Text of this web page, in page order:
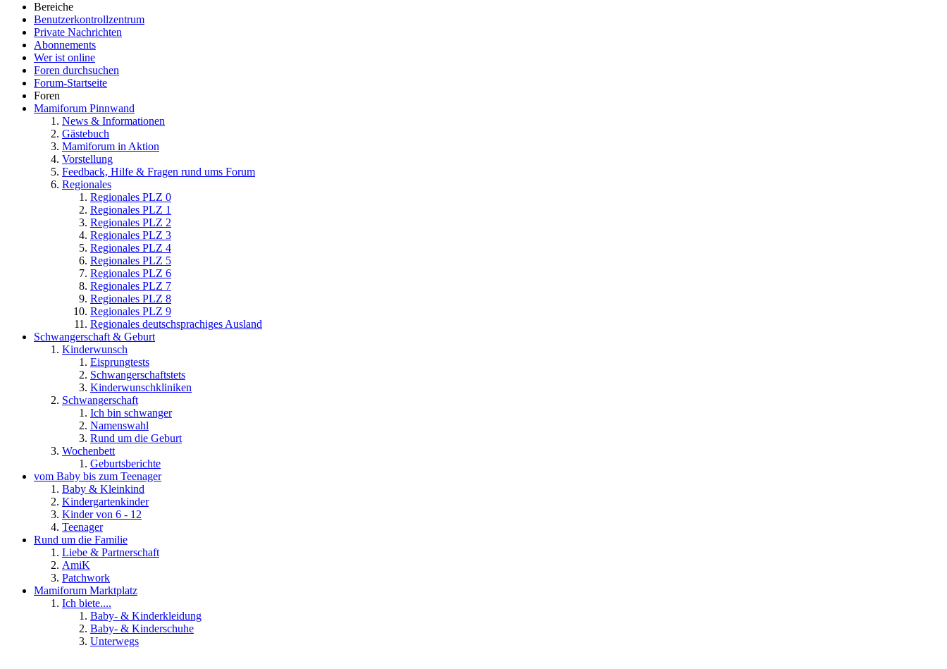
Bereiche
Benutzerkontrollzentrum
Private Nachrichten
Abonnements
Wer ist online
Foren durchsuchen
Forum-Startseite
Foren
Mamiforum Pinnwand
News & Informationen
Gästebuch
Mamiforum in Aktion
Vorstellung
Feedback, Hilfe & Fragen rund ums Forum
Regionales
Regionales PLZ 0
Regionales PLZ 1
Regionales PLZ 2
Regionales PLZ 3
Regionales PLZ 4
Regionales PLZ 5
Regionales PLZ 6
Regionales PLZ 7
Regionales PLZ 8
Regionales PLZ 9
Regionales deutschsprachiges Ausland
Schwangerschaft & Geburt
Kinderwunsch
Eisprungtests
Schwangerschaftstets
Kinderwunschkliniken
Schwangerschaft
Ich bin schwanger
Namenswahl
Rund um die Geburt
Wochenbett
Geburtsberichte
vom Baby bis zum Teenager
Baby & Kleinkind
Kindergartenkinder
Kinder von 6 - 12
Teenager
Rund um die Familie
Liebe & Partnerschaft
AmiK
Patchwork
Mamiforum Marktplatz
Ich biete....
Baby- & Kinderkleidung
Baby- & Kinderschuhe
Unterwegs